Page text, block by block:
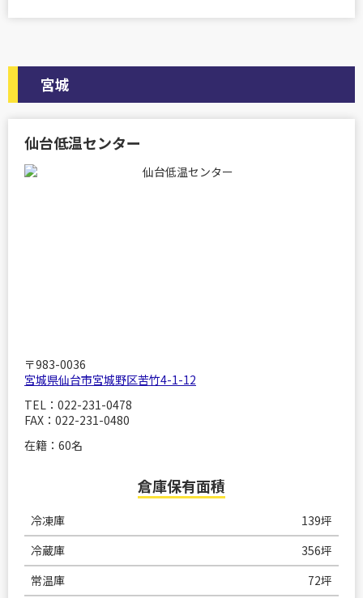
宮城
仙台低温センター
〒983-0036
宮城県仙台市宮城野区苦竹4-1-12
TEL：022-231-0478
FAX：022-231-0480
在籍：60名
倉庫保有面積
冷凍庫
139坪
冷蔵庫
356坪
常温庫
72坪